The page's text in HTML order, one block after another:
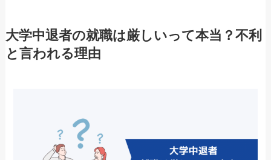
大学中退者の就職は厳しいって本当？不利
と言われる理由